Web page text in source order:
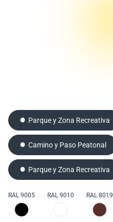
Parque y Zona Recreativa
Camino y Paso Peatonal
Parque y Zona Recreativa
RAL 9005 RAL 9010 RAL 8019